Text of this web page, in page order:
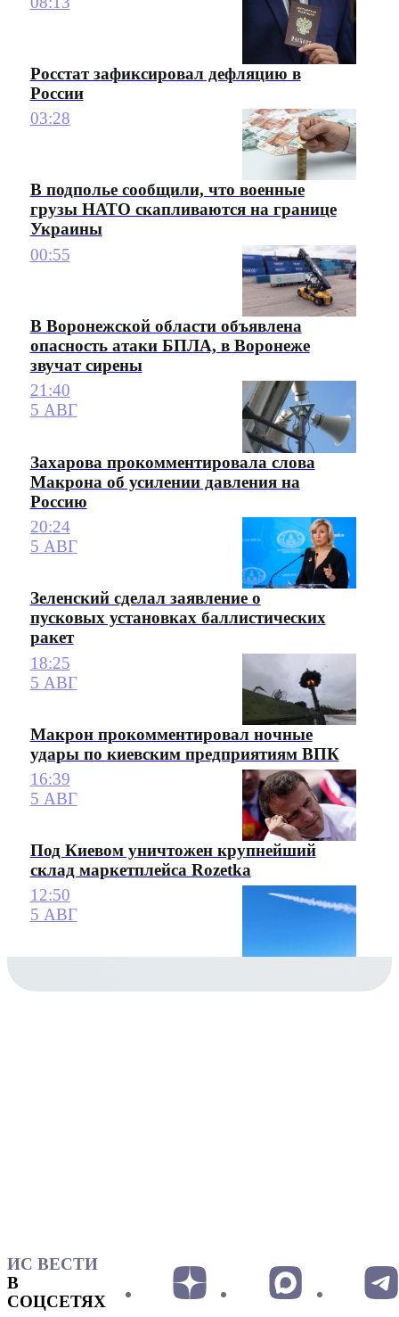
Росстат зафиксировал дефляцию в
России
03:28
В подполье сообщили, что военные
грузы НАТО скапливаются на границе
Украины
00:55
В Воронежской области объявлена
опасность атаки БПЛА, в Воронеже
звучат сирены
21:40
5 АВГ
Захарова прокомментировала слова
Макрона об усилении давления на
Россию
20:24
5 АВГ
Зеленский сделал заявление о
пусковых установках баллистических
ракет
18:25
5 АВГ
Макрон прокомментировал ночные
удары по киевским предприятиям ВПК
16:39
5 АВГ
Под Киевом уничтожен крупнейший
склад маркетплейса Rozetka
12:50
5 АВГ
ИС ВЕСТИ
В
СОЦСЕТЯХ